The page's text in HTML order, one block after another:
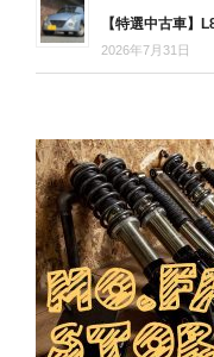
【特選中古車】
2026年7月31日